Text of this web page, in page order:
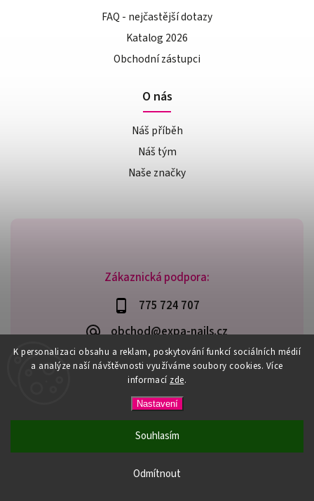
K personalizaci obsahu a reklam, poskytování funkcí sociálních médií
a analýze naší návštěvnosti využíváme soubory cookies. Více
informací zde.
Nastavení
Odmítnout
Souhlasím
PŘI NÁKUPU NAD 600,- MÁTE DOPRAVU ZDARMA / DÁREK K
NÁKUPU! VYBERTE SI HO PŘI OBJEDNÁVCE NAD 1500,- NEBO
Zákaznická podpora:
775 724 707
obchod@expa-nails.cz
FAQ - nejčastější dotazy
Katalog 2026
Obchodní zástupci
O nás
Náš příběh
Náš tým
Naše značky
Expanails.cz. Všechna práva vyhrazena.
Upravit nastavení cookies
VytvořilShoptet | Design